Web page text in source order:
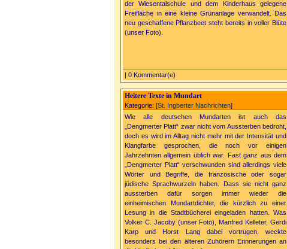
der Wiesentalschule und dem Kinderhaus gelegene
Freifläche in eine kleine Grünanlage verwandelt. Das
neu geschaffene Pflanzbeet steht bereits in voller Blüte
(unser Foto).
| 0 Kommentar(e)
Heitere Texte in Mundart
Kategorie: [St. Ingberter Nachrichten]
Wie alle deutschen Mundarten ist auch das
„Dengmerter Platt“ zwar nicht vom Aussterben bedroht,
doch es wird im Alltag nicht mehr mit der Intensität und
Klangfarbe gesprochen, die noch vor einigen
Jahrzehnten allgemein üblich war. Fast ganz aus dem
„Dengmerter Platt“ verschwunden sind allerdings viele
Wörter und Begriffe, die französische oder sogar
jüdische Sprachwurzeln haben. Dass sie nicht ganz
aussterben dafür sorgen immer wieder die
einheimischen Mundartdichter, die kürzlich zu einer
Lesung in die Stadtbücherei eingeladen hatten. Was
Volker C. Jacoby (unser Foto), Manfred Kelleter, Gerdi
Karp und Horst Lang dabei vortrugen, weckte
besonders bei den älteren Zuhörern Erinnerungen an